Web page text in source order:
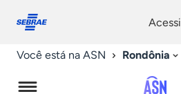
conosco
Você está na ASN Rondônia